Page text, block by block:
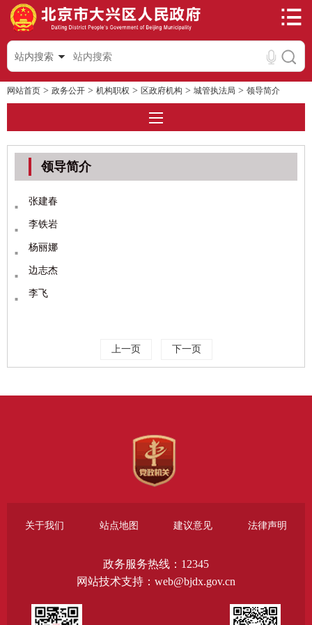
站内搜索
网站首页 > 政务公开 > 机构职权 > 区政府机构 > 城管执法局 > 领导简介
领导简介
张建春
李铁岩
杨丽娜
边志杰
李飞
上一页 下一页
关于我们 站点地图 建议意见 法律声明
政务服务热线：12345
网站技术支持：web@bjdx.gov.cn